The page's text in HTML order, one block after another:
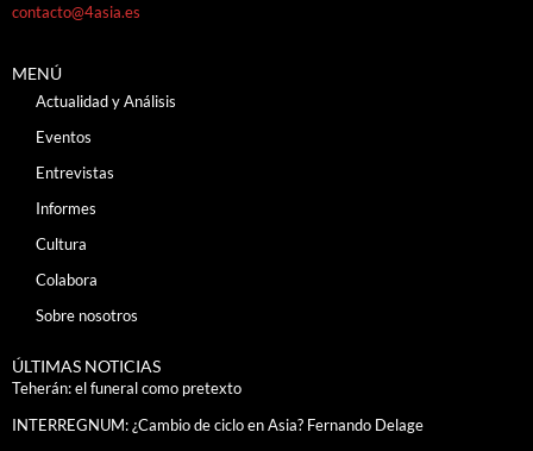
contacto@4asia.es
MENÚ
Actualidad y Análisis
Eventos
Entrevistas
Informes
Cultura
Colabora
Sobre nosotros
ÚLTIMAS NOTICIAS
Teherán: el funeral como pretexto
INTERREGNUM: ¿Cambio de ciclo en Asia? Fernando Delage